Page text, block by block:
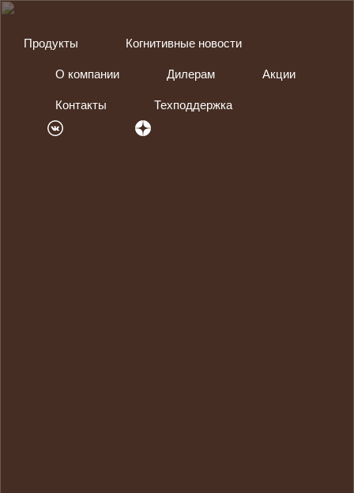
Продукты Когнитивные новости
О компании Дилерам Акции
Контакты Техподдержка